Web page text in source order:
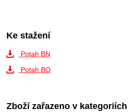
Ke stažení
Potah BN
Potah BO
Zboží zařazeno v kategoriích